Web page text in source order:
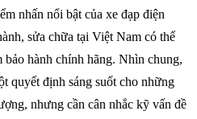
nhấn nổi bật của xe đạp điện
sửa chữa tại Việt Nam có thể
hành chính hãng. Nhìn chung,
quyết định sáng suốt cho những
nhưng cần cân nhắc kỹ vấn đề